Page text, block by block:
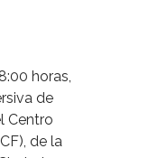
horas,
de
Centro
de la